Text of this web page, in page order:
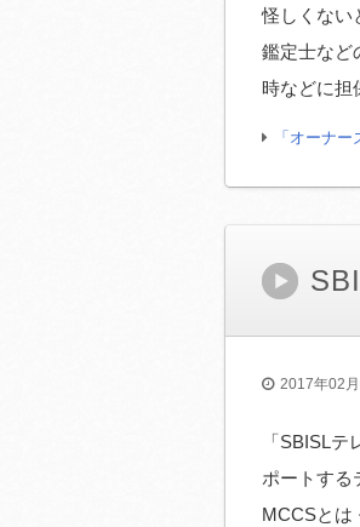
怪しくない
鑑定士など
時などに担
「オーナ
2017年02月
「SBISL
ポートする
MCCSとは